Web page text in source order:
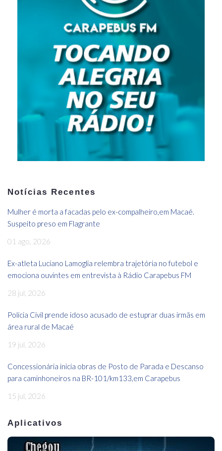
Notícias Recentes
Mulher é morta a facadas pelo ex-compalheiro,em Macaé.
Suspeito preso em Flagrante
01 ago, 2026
Ex-atleta Luciano Lamoglia relembra trajetória no futebol e
emociona ouvintes em entrevista à Rádio Carapebus FM
28 jul, 2026
Polícia Civil prende idoso acusado de estuprar duas irmãs em
área rural de Macaé
19 jul, 2026
Concessionária inicia obras de Posto de Parada e Descanso
para caminhoneiros na BR-101/km133,em Carapebus
15 jul, 2026
Aplicativos